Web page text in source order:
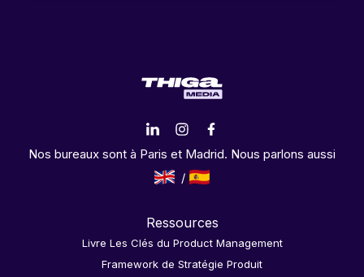
Nos bureaux sont à Paris et Madrid. Nous parlons aussi
Ressources
Livre Les Clés du Product Management
Framework de Stratégie Produit